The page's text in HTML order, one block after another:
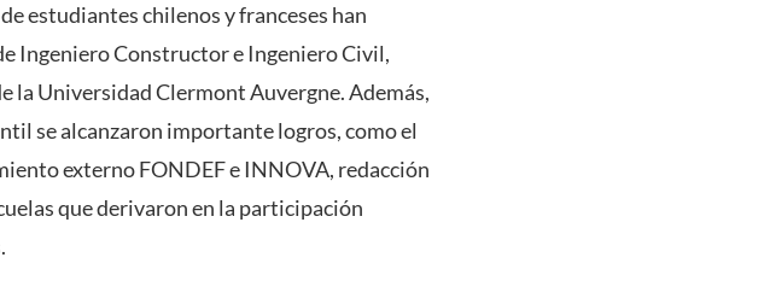
estudiantes chilenos y franceses han
Ingeniero Constructor e Ingeniero Civil,
la Universidad Clermont Auvergne. Además,
se alcanzaron importante logros, como el
externo FONDEF e INNOVA, redacción
que derivaron en la participación